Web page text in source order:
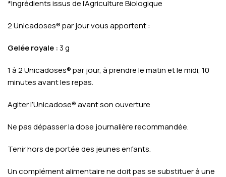
*Ingrédients issus de l’Agriculture Biologique
2 Unicadoses® par jour vous apportent :
Gelée royale :3 g
1 à 2 Unicadoses® par jour, à prendre le matin et le midi, 10
minutes avant les repas.
Agiter l’Unicadose® avant son ouverture
Ne pas dépasser la dose journalière recommandée.
Tenir hors de portée des jeunes enfants.
Un complément alimentaire ne doit pas se substituer à une